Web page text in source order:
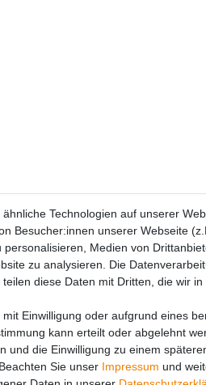
Technologien auf unserer
Besucher:innen unserer Webseite
personalisieren, Medien von
zu analysieren. Die
diese Daten mit Dritten, die wir
Einwilligung oder aufgrund eines
kann erteilt oder abgelehnt
und die Einwilligung zu einem
Sie unser Impressum und